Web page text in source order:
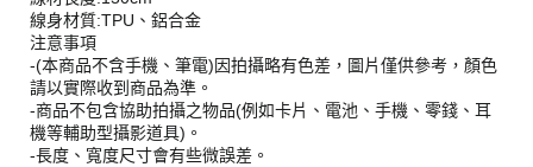
線身材質:TPU、鋁合金
注意事項
-(本商品不含手機、筆電)因拍攝略有色差，圖片僅供參考，顏色
請以實際收到商品為準。
-商品不包含協助拍攝之物品(例如卡片、電池、手機、零錢、耳
機等輔助型攝影道具)。
-長度、寬度尺寸會有些微誤差。